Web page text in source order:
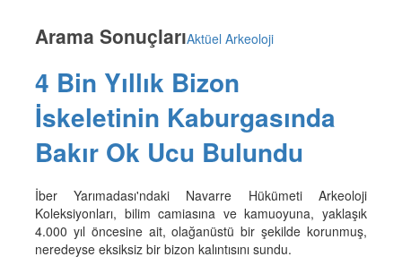
Arama SonuçlarıAktüel Arkeoloji
4 Bin Yıllık Bizon
İskeletinin Kaburgasında
Bakır Ok Ucu Bulundu
İber Yarımadası'ndaki Navarre Hükümeti Arkeoloji
Koleksiyonları, bilim camiasına ve kamuoyuna, yaklaşık
4.000 yıl öncesine ait, olağanüstü bir şekilde korunmuş,
neredeyse eksiksiz bir bizon kalıntısını sundu.